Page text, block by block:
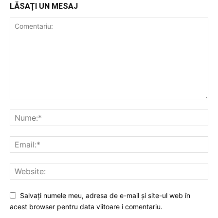
LĂSAȚI UN MESAJ
Salvați numele meu, adresa de e-mail și site-ul web în
acest browser pentru data viitoare i comentariu.